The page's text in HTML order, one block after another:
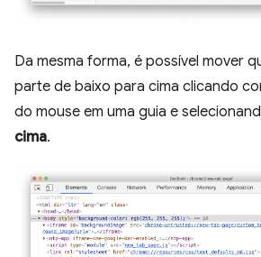
Da mesma forma, é possível mover
parte de baixo para cima clicando
do mouse em uma guia e
cima.